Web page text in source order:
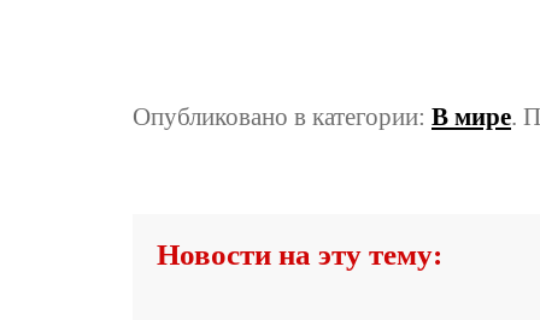
Опубликовано в категории: В мире.
Новости на эту тему: